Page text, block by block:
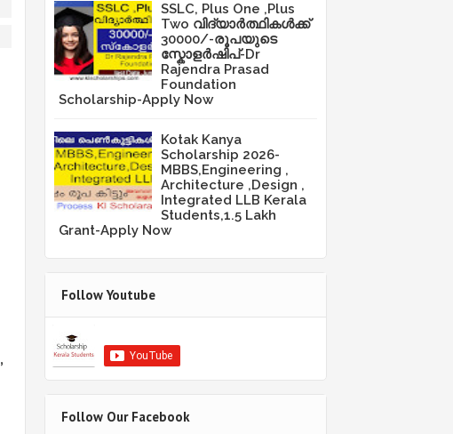
,
SSLC, Plus One ,Plus
Two വിദ്യാർത്ഥികൾക്ക്
30000/-രൂപയുടെ
സ്കോളർഷിപ്-Dr
Rajendra Prasad
Foundation
Scholarship-Apply Now
Kotak Kanya
Scholarship 2026-
MBBS,Engineering ,
Architecture ,Design ,
Integrated LLB Kerala
Students,1.5 Lakh
Grant-Apply Now
Follow Youtube
Follow Our Facebook